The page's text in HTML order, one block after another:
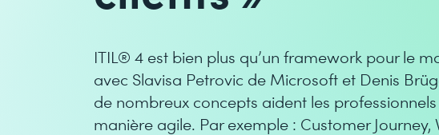
ITIL® 4 est bien plus qu’un framework pour le
avec Slavisa Petrovic de Microsoft et Denis
de nombreux concepts aident les
manière agile. Par exemple : Customer